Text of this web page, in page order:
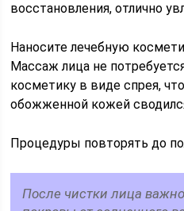
восстановления, отлично
Наносите лечебную
Массаж лица не
косметику в виде спрея,
обожженной кожей
Процедуры повторять до
После чистки лица